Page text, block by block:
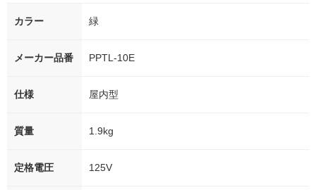
カラー 緑
メーカー品番 PPTL-10E
仕様 屋内型
質量 1.9kg
定格電圧 125V